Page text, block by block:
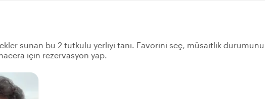
sunan bu 2 tutkulu yerliyi tanı. Favorini seç, müsaitlik durumunu
için rezervasyon yap.